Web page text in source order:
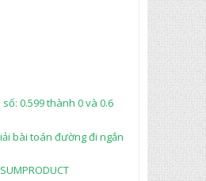
0.599 thành 0 và 0.6
bài toán đường đi ngắn